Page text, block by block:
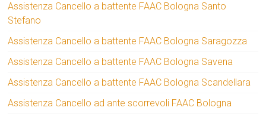
Assistenza Cancello a battente FAAC Bologna Santo
Stefano
Assistenza Cancello a battente FAAC Bologna Saragozza
Assistenza Cancello a battente FAAC Bologna Savena
Assistenza Cancello a battente FAAC Bologna Scandellara
Assistenza Cancello ad ante scorrevoli FAAC Bologna